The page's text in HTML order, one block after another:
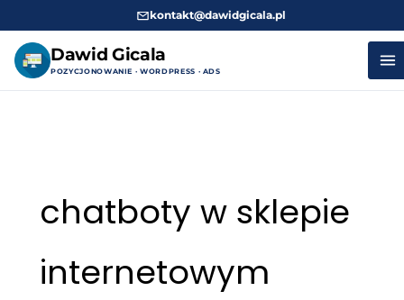
kontakt@dawidgicala.pl
Dawid Gicala
POZYCJONOWANIE · WORDPRESS · ADS
chatboty w sklepie
internetowym